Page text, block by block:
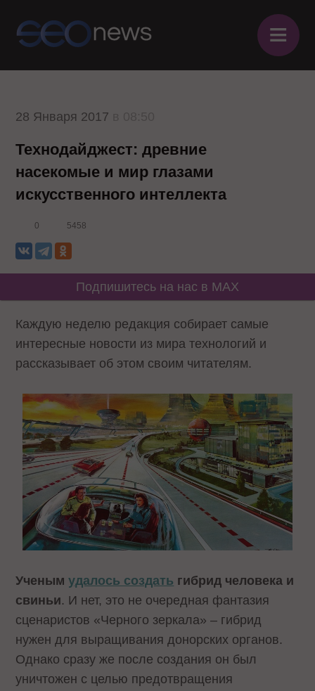
≡
28 Января 2017
Технодайджест: древние
насекомые и мир глазами
искусственного интеллекта
0 5458
Подпишитесь на нас в MAX
Каждую неделю редакция собирает самые
интересные новости из мира технологий и
рассказывает об этом своим читателям.
Ученымудалось создать гибрид человека и
свиньи. И нет, это не очередная фантазия
сценаристов «Черного зеркала» – гибрид
нужен для выращивания донорских органов.
Однако сразу же после создания он был
уничтожен с целью предотвращения